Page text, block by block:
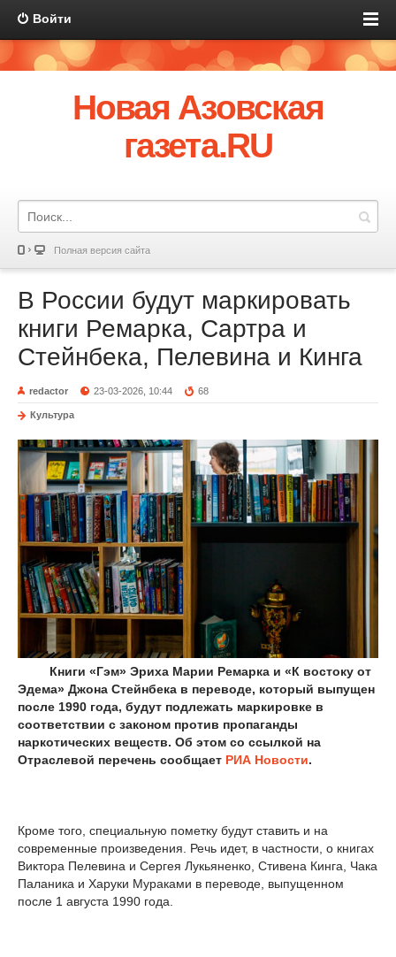
Войти
Новая Азовская
газета.RU
Полная версия сайта
В России будут маркировать
книги Ремарка, Сартра и
Стейнбека, Пелевина и Кинга
redactor 23-03-2026, 10:44 68
Культура
Книги «Гэм» Эриха Марии Ремарка и «К востоку от
Эдема» Джона Стейнбека в переводе, который выпущен
после 1990 года, будут подлежать маркировке в
соответствии с законом против пропаганды
наркотических веществ. Об этом со ссылкой на
Отраслевой перечень сообщает РИА Новости.
Кроме того, специальную пометку будут ставить и на
современные произведения. Речь идет, в частности, о книгах
Виктора Пелевина и Сергея Лукьяненко, Стивена Кинга, Чака
Паланика и Харуки Мураками в переводе, выпущенном
после 1 августа 1990 года.